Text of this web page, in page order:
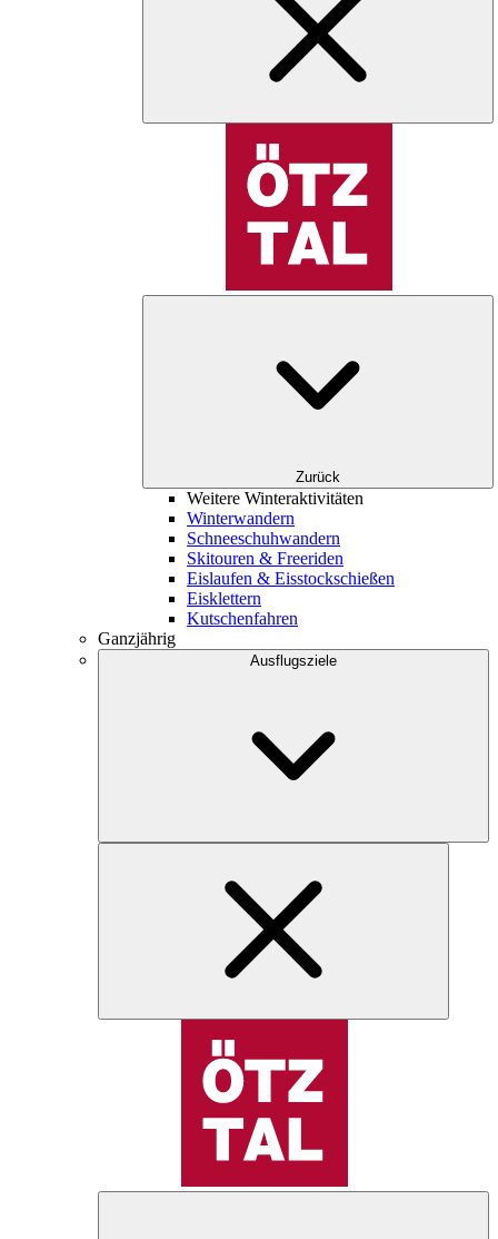
Zurück
Weitere Winteraktivitäten
Winterwandern
Schneeschuhwandern
Skitouren & Freeriden
Eislaufen & Eisstockschießen
Eisklettern
Kutschenfahren
Ganzjährig
Ausflugsziele